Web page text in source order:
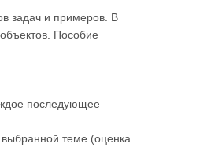
задач и примеров. В
Пособие
последующее
теме (оценка